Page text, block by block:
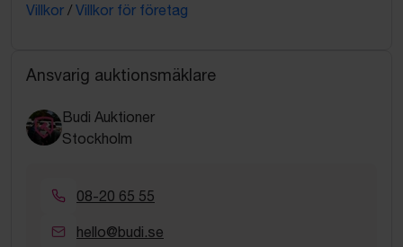
Villkor / Villkor för företag
Ansvarig auktionsmäklare
Budi Auktioner
Stockholm
08-20 65 55
hello@budi.se